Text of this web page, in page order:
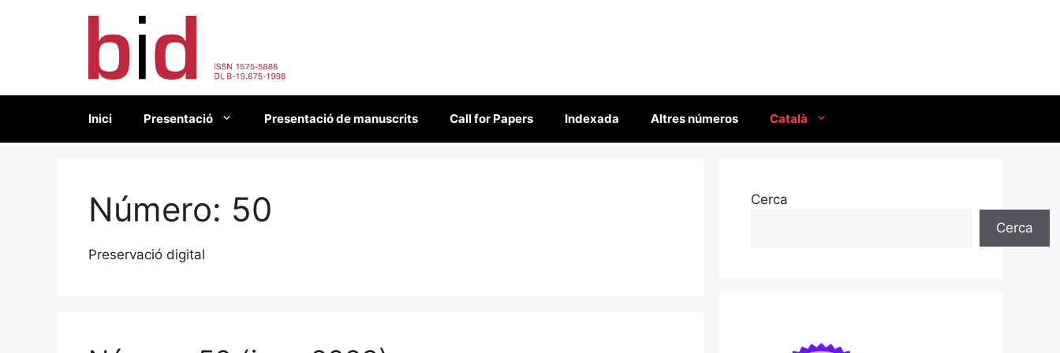
Inici Presentació Presentació de manuscrits Call for Papers Indexada Altres números Català
Número: 50
Preservació digital
Cerca
Cerca